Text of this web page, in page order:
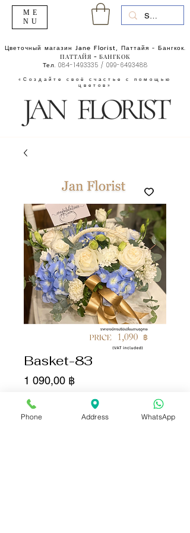
«Создайте своё счастье с помощью
цветов»
Цветочный магазин Jane Florist, Паттайя - Бангкок.
ПАТТАЙЯ - БАНГКОК
Тел. 084-1493335 / 099-6493488
ME
NU
Basket-83
1 090,00 ฿Цена
Количество
Phone Address WhatsApp